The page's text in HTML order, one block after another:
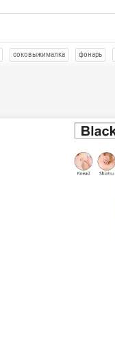
соковыжималка фонарь